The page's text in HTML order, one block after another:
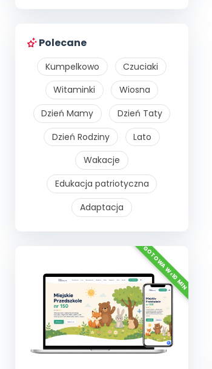
Polecane
Kumpelkowo
Czuciaki
Witaminki
Wiosna
Dzień Mamy
Dzień Taty
Dzień Rodziny
Lato
Wakacje
Edukacja patriotyczna
Adaptacja